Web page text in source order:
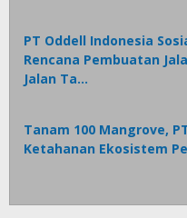
PT Oddell Indonesia
Rencana Pembuatan
Jalan Ta…
Tanam 100 Mangrove,
Ketahanan Ekosistem